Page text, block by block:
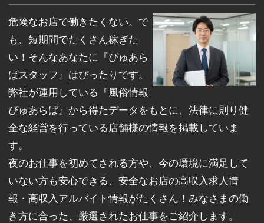
危険なお店で働きたくない。で
も、短期間でたくさん稼ぎた
い！そんなあなたに『ぴゅあら
ばスタッフ』はぴったりです。
弊社が運用している『風俗情報
ぴゅあらば』から得たデータをもとに、法律に則り健
全な経営を行っている店舗様の情報を掲載していま
す。
夜のお仕事を初めてされる方や、今の環境に満足して
いない方も安心できる、安全なお店の高収入求人情
報・高収入アルバイト情報がたくさん！みなさまの働
き方に合った、厳選されたお仕事をご紹介します。